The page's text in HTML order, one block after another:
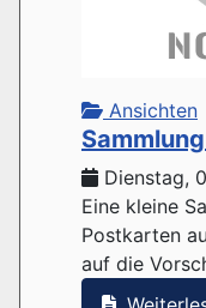
Ansichten
Dienstag,
Eine kleine
Postkarten
auf die